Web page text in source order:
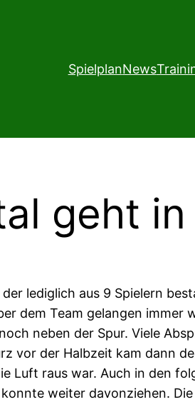
SpielplanNews
geht
lediglich aus 9 Spielern
dem Team gelangen
neben der Spur. Viele
vor der Halbzeit kam dann
Luft raus war. Auch in den
weiter davonziehen.